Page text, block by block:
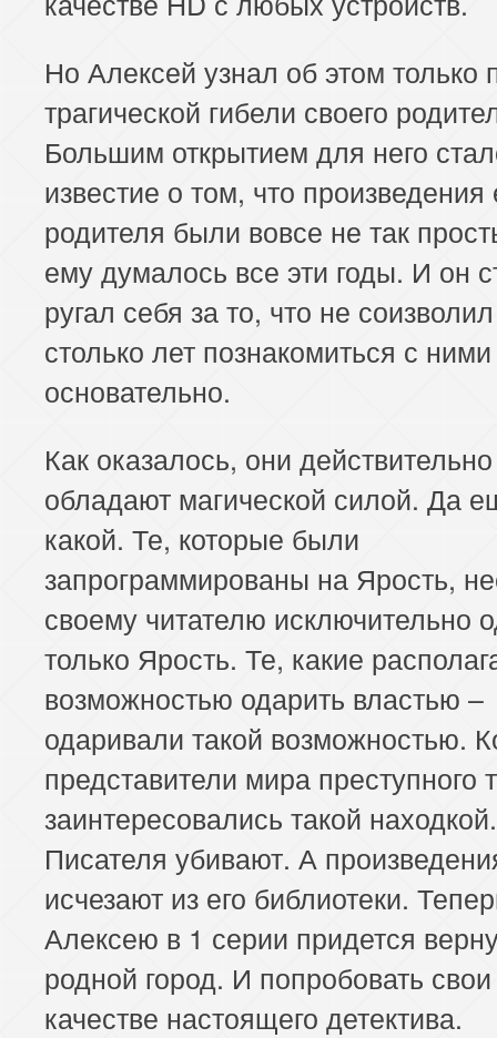
Но Алексей узнал об этом только
трагической гибели своего
Большим открытием для него
известие о том, что произведения
родителя были вовсе не так
ему думалось все эти годы. И он
ругал себя за то, что не
столько лет познакомиться с
основательно.
Как оказалось, они действительно
обладают магической силой. Да
какой. Те, которые были
запрограммированы на Ярость,
своему читателю исключительно
только Ярость. Те, какие
возможностью одарить властью –
одаривали такой возможностью.
представители мира преступного
заинтересовались такой находкой.
Писателя убивают. А
исчезают из его библиотеки.
Алексею в 1 серии придется
родной город. И попробовать
качестве настоящего детектива.